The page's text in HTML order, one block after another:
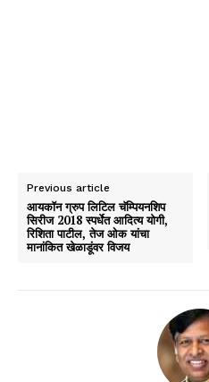
Previous article
आयकॉन ग्रुप लिटिल चॅम्पियनशिप
सिरीज 2018 स्पर्धेत आदित्य योगी,
रिशिता पाटील, तेज ओक यांचा
मानांकित खेळाडूंवर विजय